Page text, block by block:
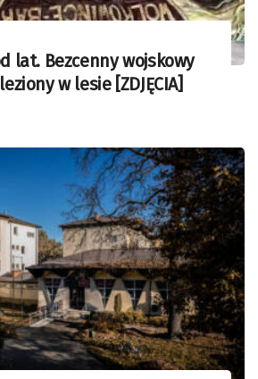
lat. Bezcenny wojskowy
w lesie [ZDJĘCIA]